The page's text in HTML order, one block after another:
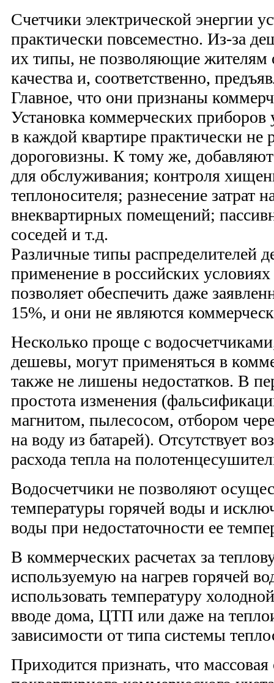
Счетчики электрической энергии
практически повсеместно. Из-за
их типы, не позволяющие жителям
качества и, соответственно,
Главное, что они признаны
Установка коммерческих приборов
в каждой квартире практически не
дороговизны. К тому же,
для обслуживания; контроля
теплоносителя; разнесение затрат
внеквартирных помещений;
соседей и т.д.
Различные типы распределителей
применение в российских
позволяет обеспечить даже
15%, и они не являются
Несколько проще с
дешевы, могут применяться в
также не лишены недостатков. В
простота изменения
магнитом, пылесосом, отбором
на воду из батарей). Отсутствует
расхода тепла на
Водосчетчики не позволяют
температуры горячей воды и
воды при недостаточности ее
В коммерческих расчетах за
используемую на нагрев горячей
использовать температуру
вводе дома, ЦТП или даже на
зависимости от типа системы
Приходится признать, что массовая